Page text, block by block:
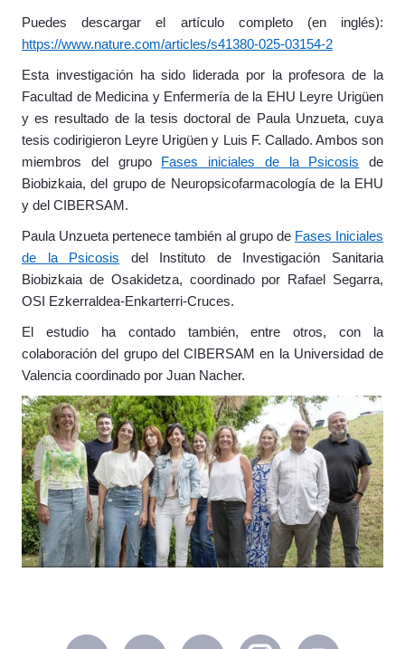
Puedes descargar el artículo completo (en inglés):
https://www.nature.com/articles/s41380-025-03154-2
Esta investigación ha sido liderada por la profesora de la
Facultad de Medicina y Enfermería de la EHU Leyre Urigüen
y es resultado de la tesis doctoral de Paula Unzueta, cuya
tesis codirigieron Leyre Urigüen y Luis F. Callado. Ambos son
miembros del grupo
Fases iniciales de la Psicosis de
Biobizkaia, del grupo de Neuropsicofarmacología de la EHU
y del CIBERSAM.
Paula Unzueta pertenece también al grupo de Fases Iniciales
de la Psicosis del Instituto de Investigación Sanitaria
Biobizkaia de Osakidetza, coordinado por Rafael Segarra,
OSI Ezkerraldea-Enkarterri-Cruces.
El estudio ha contado también, entre otros, con la
colaboración del grupo del CIBERSAM en la Universidad de
Valencia coordinado por Juan Nacher.